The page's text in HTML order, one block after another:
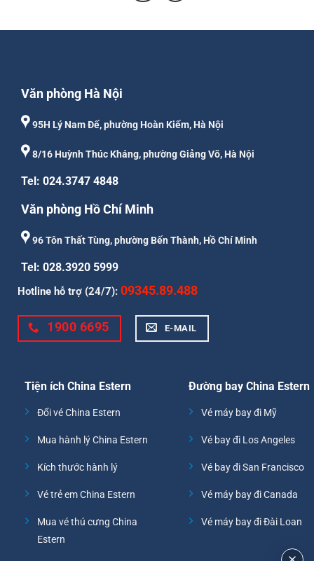
Văn phòng Hà Nội
95H Lý Nam Đế, phường Hoàn Kiếm, Hà Nội
8/16 Huỳnh Thúc Kháng, phường Giảng Võ, Hà Nội
Tel: 024.3747 4848
Văn phòng Hồ Chí Minh
96 Tôn Thất Tùng, phường Bến Thành, Hồ Chí Minh
Tel: 028.3920 5999
Hotline hỗ trợ (24/7): 09345.89.488
1900 6695 E-MAIL
Tiện ích China Estern
Đổi vé China Estern
Mua hành lý China Estern
Kích thước hành lý
Vé trẻ em China Estern
Mua vé thú cưng China
Estern
Đường bay China Estern
Vé máy bay đi Mỹ
Vé bay đi Los Angeles
Vé bay đi San Francisco
Vé máy bay đi Canada
Vé máy bay đi Đài Loan